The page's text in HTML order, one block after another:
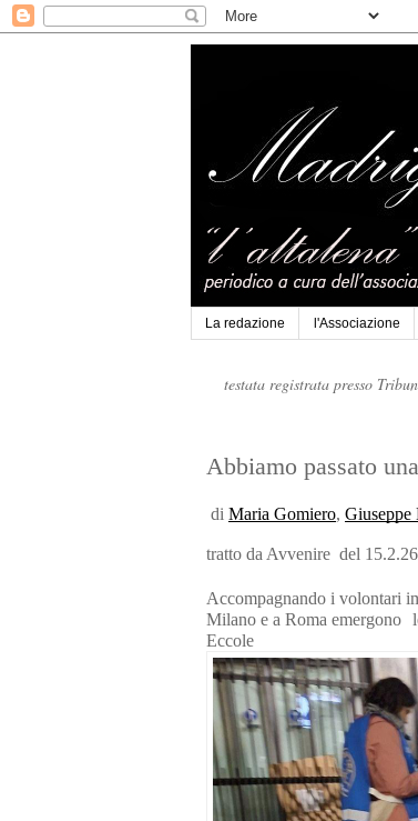
La redazione l'Associazione
testata registrata presso
Abbiamo passato
di Maria Gomiero, Giuseppe
tratto da Avvenire del 15.2.26
Accompagnando i volontari
Milano e a Roma emergono
Eccole